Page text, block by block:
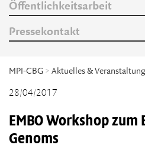
Öffentlichkeitsarbeit
Pressekontakt
MPI-CBG > Aktuelles &
28/04/2017
EMBO Workshop zum
Genoms